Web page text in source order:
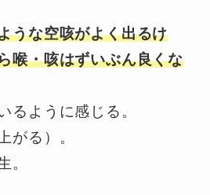
うな空咳がよく出るけ
喉・咳はずいぶん良くな
るように感じる。
がる）。
。